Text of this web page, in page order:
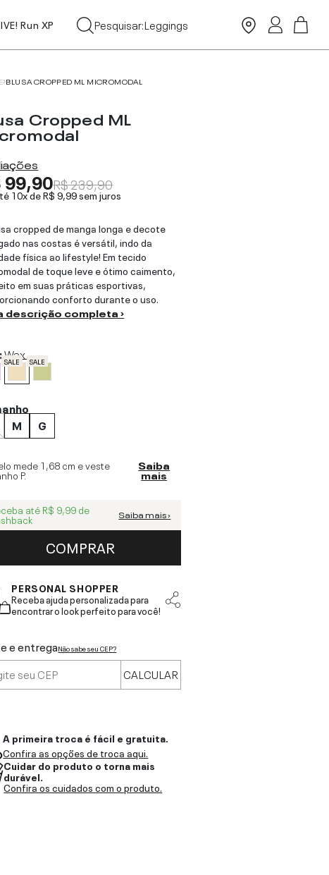
Run XP
Pesquisar:Leggings
BLUSA CROPPED ML MICROMODAL
Cropped ML
99,90R$ 239,90
10x deR$ 9,99sem juros
cropped de manga longa e decote
nas costas é versátil, indo da
física ao lifestyle! Em tecido
de toque leve e ótimo caimento,
em suas práticas esportivas,
conforto durante o uso.
descrição completa ›
Wax
SALE SALE
M G
mede 1,68 cm e veste
P.
Saiba
mais
atéR$ 9,99 de Saiba mais ›
COMPRAR
PERSONAL SHOPPER
Receba ajuda personalizada para
encontrar o look perfeito para você!
e entregaNão sabe seu CEP?
CALCULAR
A primeira troca é fácil e gratuita.
Confira as opções de troca aqui.
Cuidar do produto o torna mais
durável.
Confira os cuidados com o produto.